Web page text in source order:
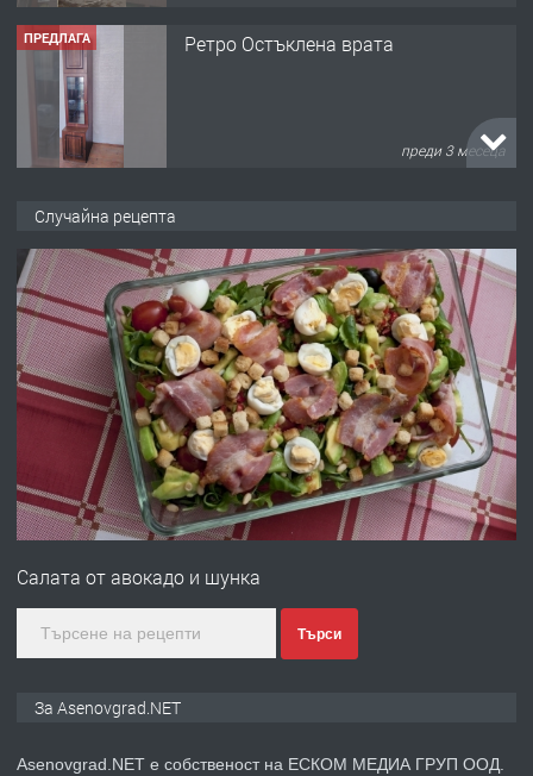
ПРЕДЛАГА Ретро Остъклена врата
преди 3 месеца
преди 10 месеца
ПРЕДЛАГА
Професионална броячна машина -
със сертификат от ЕЦБ
преди 1 година
ПРЕДЛАГА
Професионална зеленчукорезачка
Случайна рецепта
Салата от авокадо и шунка
Търси
За Asenovgrad.NET
Asenovgrad.NET е собственост на ЕСКОМ МЕДИА ГРУП ООД.